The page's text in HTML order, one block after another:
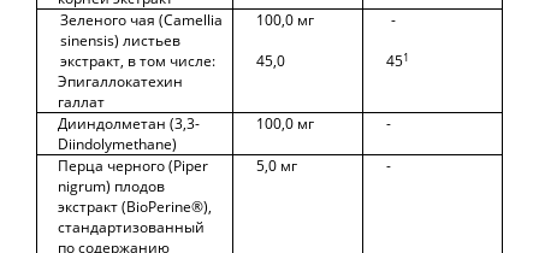
Зеленого чая (Camellia
sinensis) листьев
экстракт, в том числе:
Эпигаллокатехин
галлат
100,0 мг
45,0
-
451
Дииндолметан (3,3-
Diindolymethane)
100,0 мг -
Перца черного (Piper
nigrum) плодов
экстракт (BioPerine®),
стандартизованный
по содержанию
5,0 мг -